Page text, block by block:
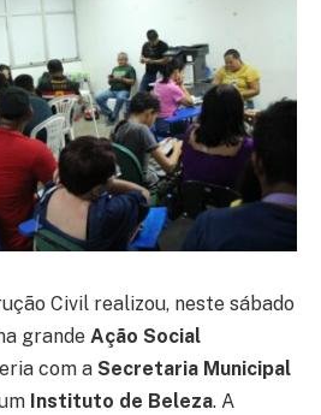
Civil realizou, neste sábado
grande Ação Social
com a Secretaria Municipal
Instituto de Beleza. A